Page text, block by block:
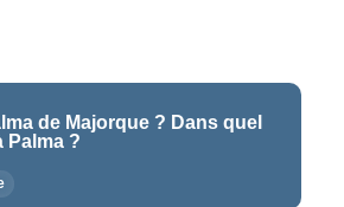
de Majorque ? Dans quel
Palma ?